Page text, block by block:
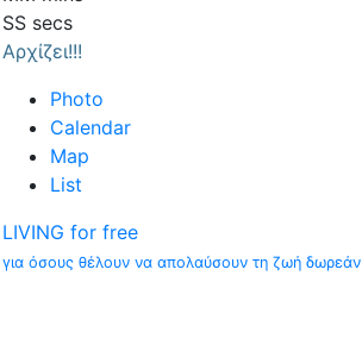
SS secs
Αρχίζει!!!
Photo
Calendar
Map
List
LIVING for free
για όσους θέλουν να απολαύσουν τη ζωή δωρεάν